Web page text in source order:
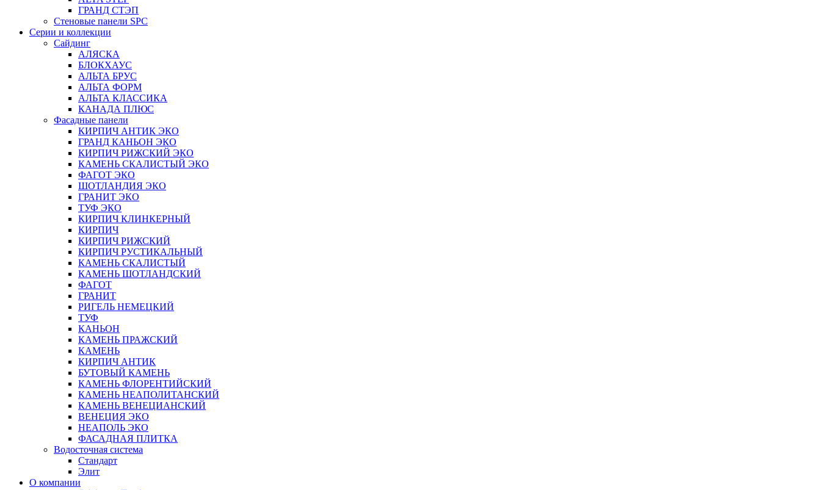
ГРАНД СТЭП
Стеновые панели SPC
Серии и коллекции
Сайдинг
АЛЯСКА
БЛОКХАУС
АЛЬТА БРУС
АЛЬТА ФОРМ
АЛЬТА КЛАССИКА
КАНАДА ПЛЮС
Фасадные панели
КИРПИЧ АНТИК ЭКО
ГРАНД КАНЬОН ЭКО
КИРПИЧ РИЖСКИЙ ЭКО
КАМЕНЬ СКАЛИСТЫЙ ЭКО
ФАГОТ ЭКО
ШОТЛАНДИЯ ЭКО
ГРАНИТ ЭКО
ТУФ ЭКО
КИРПИЧ КЛИНКЕРНЫЙ
КИРПИЧ
КИРПИЧ РИЖСКИЙ
КИРПИЧ РУСТИКАЛЬНЫЙ
КАМЕНЬ СКАЛИСТЫЙ
КАМЕНЬ ШОТЛАНДСКИЙ
ФАГОТ
ГРАНИТ
РИГЕЛЬ НЕМЕЦКИЙ
ТУФ
КАНЬОН
КАМЕНЬ ПРАЖСКИЙ
КАМЕНЬ
КИРПИЧ АНТИК
БУТОВЫЙ КАМЕНЬ
КАМЕНЬ ФЛОРЕНТИЙСКИЙ
КАМЕНЬ НЕАПОЛИТАНСКИЙ
КАМЕНЬ ВЕНЕЦИАНСКИЙ
ВЕНЕЦИЯ ЭКО
НЕАПОЛЬ ЭКО
ФАСАДНАЯ ПЛИТКА
Водосточная система
Стандарт
Элит
О компании